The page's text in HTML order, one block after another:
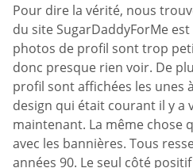
Pour dire la vérité, nous
du site SugarDaddyForMe
photos de profil sont trop
donc presque rien voir. De
profil sont affichées les unes
design qui était courant il y a
maintenant. La même chose
avec les bannières. Tous
années 90. Le seul côté